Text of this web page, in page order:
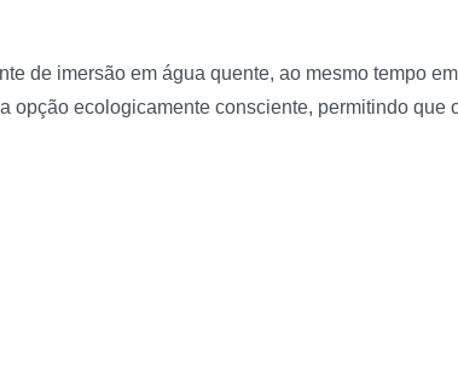
de imersão em água quente, ao mesmo tempo
ecologicamente consciente, permitindo